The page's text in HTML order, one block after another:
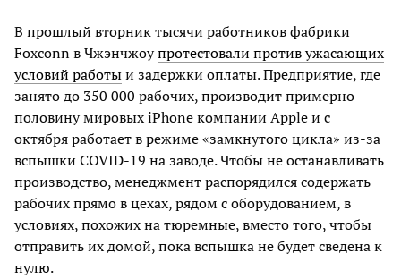
В прошлый вторник тысячи работников фабрики
Foxconn в Чжэнчжоупротестовали против ужасающих
условий работыи задержки оплаты. Предприятие, где
занято до 350 000 рабочих, производит примерно
половину мировых iPhone компании Apple и с
октября работает в режиме «замкнутого цикла» из-за
вспышки COVID-19 на заводе. Чтобы не останавливать
производство, менеджмент распорядился содержать
рабочих прямо в цехах, рядом с оборудованием, в
условиях, похожих на тюремные, вместо того, чтобы
отправить их домой, пока вспышка не будет сведена к
нулю.